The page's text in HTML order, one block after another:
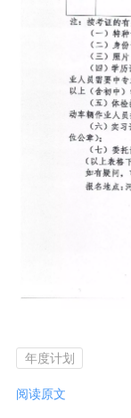
年度计划
阅读原文